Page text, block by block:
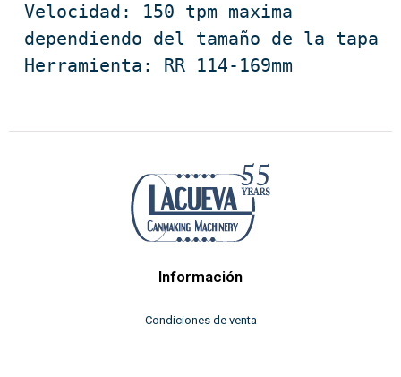
Velocidad: 150 tpm maxima
dependiendo del tamaño de la tapa
Herramienta: RR 114-169mm
Información
Condiciones de venta